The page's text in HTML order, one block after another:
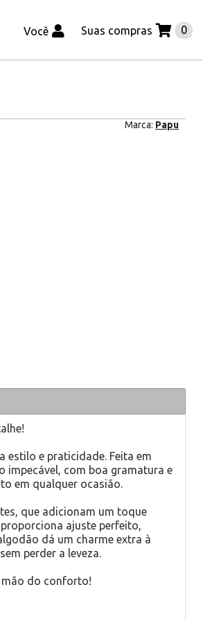
Você Suas compras 0
Marca: Papu
estilo e praticidade. Feita em
impecável, com boa gramatura e
em qualquer ocasião.
que adicionam um toque
ajuste perfeito,
dá um charme extra à
perder a leveza.
mão do conforto!